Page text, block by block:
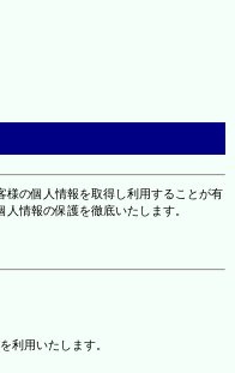
様の個人情報を取得し利用することが有
情報の保護を徹底いたします。
利用いたします。